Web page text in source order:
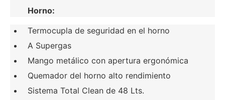
Horno:
Termocupla de seguridad en el horno
A Supergas
Mango metálico con apertura ergonómica
Quemador del horno alto rendimiento
Sistema Total Clean de 48 Lts.